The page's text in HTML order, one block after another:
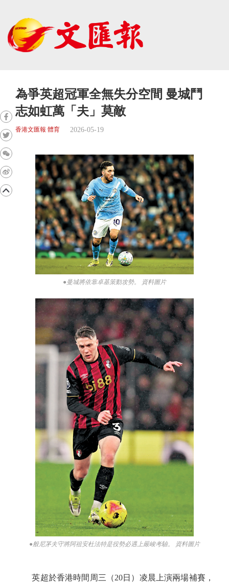
為爭英超冠軍全無失分空間 曼城鬥
志如虹萬「夫」莫敵
香港文匯報 體育 2026-05-19
●曼城將依靠卓基策動攻勢。 資料圖片
●般尼茅夫守將阿祖安杜法特是役勢必遇上嚴峻考驗。 資料圖片
英超於香港時間周三（20日）凌晨上演兩場補賽，